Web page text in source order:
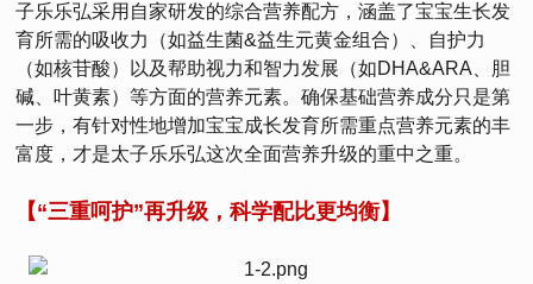
子乐乐弘采用自家研发的综合营养配方，涵盖了宝宝生长发
育所需的吸收力（如益生菌&益生元黄金组合）、自护力
（如核苷酸）以及帮助视力和智力发展（如DHA&ARA、胆
碱、叶黄素）等方面的营养元素。确保基础营养成分只是第
一步，有针对性地增加宝宝成长发育所需重点营养元素的丰
富度，才是太子乐乐弘这次全面营养升级的重中之重。
【“三重呵护”再升级，科学配比更均衡】